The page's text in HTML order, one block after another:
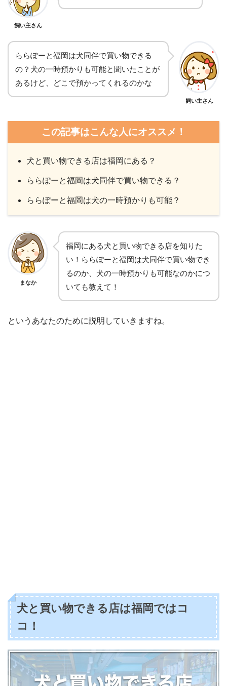
飼い主さん
ららぽーと福岡は犬同伴で買い物できる
の？犬の一時預かりも可能と聞いたことが
あるけど、どこで預かってくれるのかな
飼い主さん
この記事はこんな人にオススメ！
犬と買い物できる店は福岡にある？
ららぽーと福岡は犬同伴で買い物できる？
ららぽーと福岡は犬の一時預かりも可能？
まなか
福岡にある犬と買い物できる店を知りた
い！ららぽーと福岡は犬同伴で買い物でき
るのか、犬の一時預かりも可能なのかにつ
いても教えて！
というあなたのために説明していきますね。
犬と買い物できる店は福岡ではコ
コ！